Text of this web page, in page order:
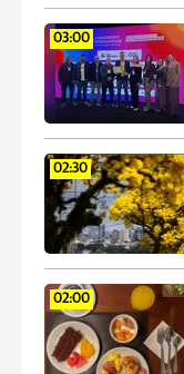
03:00
02:30
02:00